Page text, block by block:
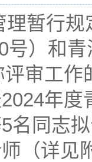
暂行
号）和
审工
年
名同志
（详见